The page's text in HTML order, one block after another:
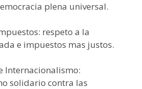
plena universal.
respeto a la
e impuestos mas justos.
Internacionalismo:
solidario contra las